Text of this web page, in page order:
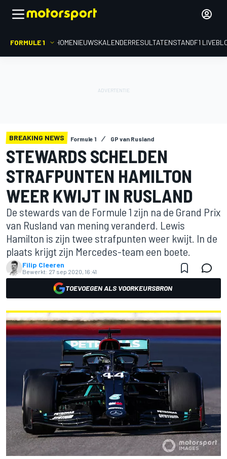
FORMULE 1 HOMENIEUWSKALENDERRESULTATENSTANDF1
BREAKING NEWS Formule 1 GP van Rusland
STEWARDS SCHELDEN
STRAFPUNTEN HAMILTON
WEER KWIJT IN RUSLAND
De stewards van de Formule 1 zijn na de Grand Prix
van Rusland van mening veranderd. Lewis
Hamilton is zijn twee strafpunten weer kwijt. In de
plaats krijgt zijn Mercedes-team een boete.
Filip Cleeren
Bewerkt: 27 sep 2020, 16:41
TOEVOEGEN ALS VOORKEURSBRON